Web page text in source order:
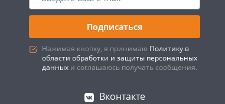
Подписаться
Нажимая кнопку, я принимаю Политику в
области обработки и защиты персональных
данных и соглашаюсь получать сообщения.
Вконтакте